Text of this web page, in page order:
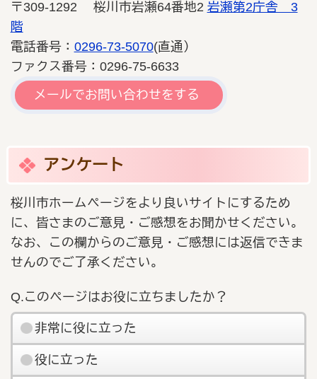
〒309-1292 桜川市岩瀬64番地2 岩瀬第2庁舎 3
階
電話番号： 0296-73-5070(直通）
ファクス番号：0296-75-6633
メールでお問い合わせをする
アンケート
桜川市ホームページをより良いサイトにするため
に、皆さまのご意見・ご感想をお聞かせください。
なお、この欄からのご意見・ご感想には返信できま
せんのでご了承ください。
Q.このページはお役に立ちましたか？
非常に役に立った
役に立った